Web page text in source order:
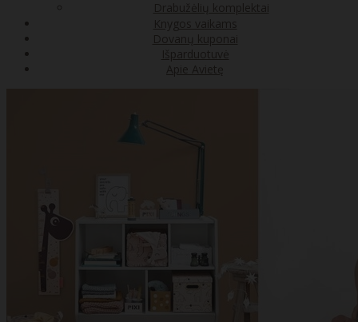
Drabužėlių komplektai
Knygos vaikams
Dovanų kuponai
Išparduotuvė
Apie Avietę